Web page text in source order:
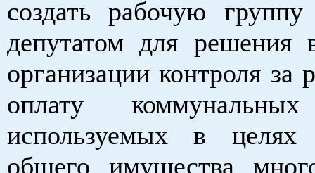
создать рабочую
депутатом для решения
организации контроля за
оплату
используемых в целях
общего имущества